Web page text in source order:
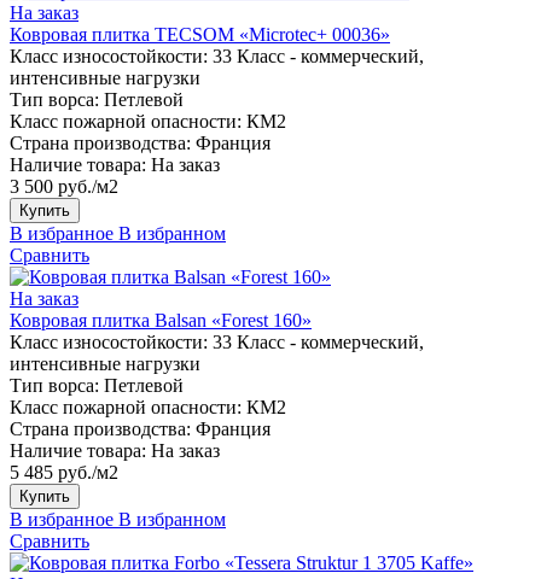
На заказ
Ковровая плитка TECSOM «Microtec+ 00036»
Класс износостойкости: 33 Класс - коммерческий,
интенсивные нагрузки
Тип ворса: Петлевой
Класс пожарной опасности: КМ2
Страна производства: Франция
Наличие товара: На заказ
3 500 руб./м2
Купить
В избранное В избранном
Сравнить
На заказ
Ковровая плитка Balsan «Forest 160»
Класс износостойкости: 33 Класс - коммерческий,
интенсивные нагрузки
Тип ворса: Петлевой
Класс пожарной опасности: КМ2
Страна производства: Франция
Наличие товара: На заказ
5 485 руб./м2
Купить
В избранное В избранном
Сравнить